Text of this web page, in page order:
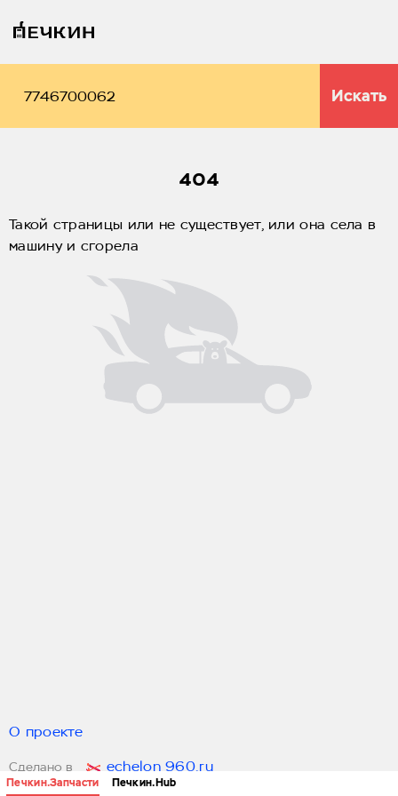
Печкин.Запчасти Печкин.Hub
Искать
404
Такой страницы или не существует, или она села в
машину и сгорела
О проекте
Сделано в echelon 960.ru